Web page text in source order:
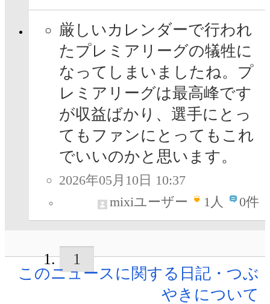
厳しいカレンダーで行われ
たプレミアリーグの犠牲に
なってしまいましたね。プ
レミアリーグは最高峰です
が収益ばかり、選手にとっ
てもファンにとってもこれ
でいいのかと思います。
2026年05月10日 10:37
mixiユーザー
1人 0件
1
このニュースに関する日記・つぶ
やきについて